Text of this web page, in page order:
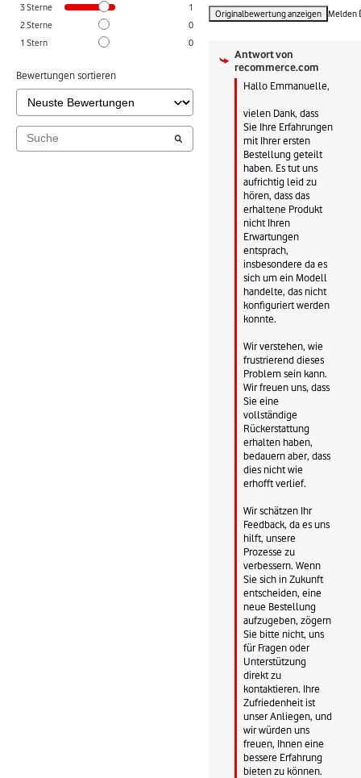
3Sterne
1
2Sterne
0
1 Stern 0
Bewertungen sortieren
Originalbewertung anzeigen Melden
Antwort von
recommerce.com
Hallo Emmanuelle,
vielen Dank, dass
Sie Ihre Erfahrungen
mit Ihrer ersten
Bestellung geteilt
haben. Es tut uns
aufrichtig leid zu
hören, dass das
erhaltene Produkt
nicht Ihren
Erwartungen
entsprach,
insbesondere da es
sich um ein Modell
handelte, das nicht
konfiguriert werden
konnte.
Wir verstehen, wie
frustrierend dieses
Problem sein kann.
Wir freuen uns, dass
Sie eine
vollständige
Rückerstattung
erhalten haben,
bedauern aber, dass
dies nicht wie
erhofft verlief.
Wir schätzen Ihr
Feedback, da es uns
hilft, unsere
Prozesse zu
verbessern. Wenn
Sie sich in Zukunft
entscheiden, eine
neue Bestellung
aufzugeben, zögern
Sie bitte nicht, uns
für Fragen oder
Unterstützung
direkt zu
kontaktieren. Ihre
Zufriedenheit ist
unser Anliegen, und
wir würden uns
freuen, Ihnen eine
bessere Erfahrung
bieten zu können.